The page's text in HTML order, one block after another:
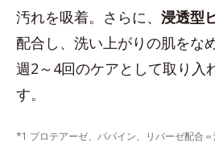
汚れを吸着。さらに、 浸透型
配合し、洗い上がりの肌をな
週2～4回のケアとして取り入
す。
*1 プロテアーゼ、パパイン、リパーゼ配合